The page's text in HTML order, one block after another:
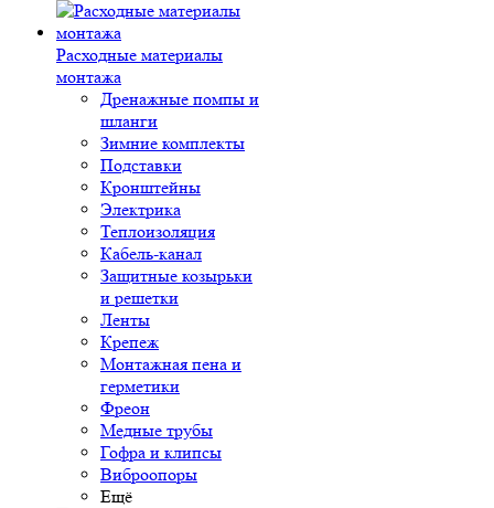
Расходные материалы
монтажа
Дренажные помпы и
шланги
Зимние комплекты
Подставки
Кронштейны
Электрика
Теплоизоляция
Кабель-канал
Защитные козырьки
и решетки
Ленты
Крепеж
Монтажная пена и
герметики
Фреон
Медные трубы
Гофра и клипсы
Виброопоры
Ещё